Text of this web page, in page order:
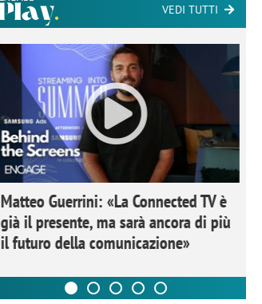
VEDI TUTTI
Matteo Guerrini: «La Connected TV è
già il presente, ma sarà ancora di più
il futuro della comunicazione»